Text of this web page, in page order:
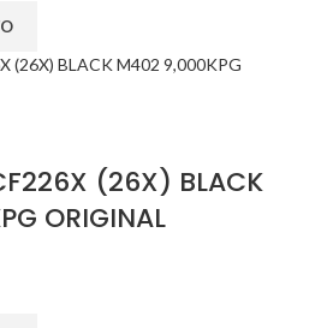
(26X) BLACK
ORIGINAL